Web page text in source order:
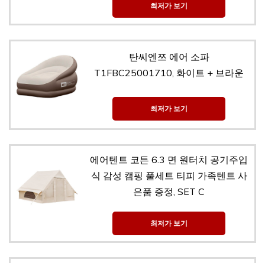
최저가 보기
탄씨엔쯔 에어 소파
T1FBC25001710, 화이트 + 브라운
최저가 보기
에어텐트 코튼 6.3 면 원터치 공기주입
식 감성 캠핑 풀세트 티피 가족텐트 사
은품 증정, SET C
최저가 보기